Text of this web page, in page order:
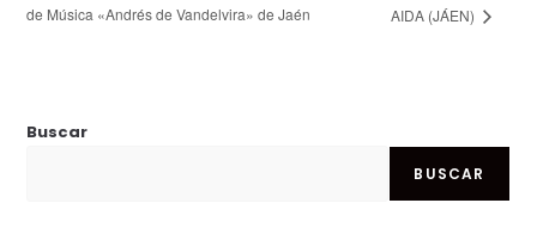
de Música «Andrés de Vandelvira» de Jaén AIDA (JÁEN)
Buscar
BUSCAR